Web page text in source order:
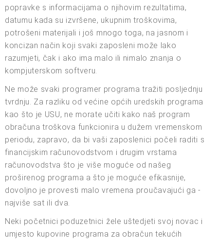
popravke s informacijama o njihovim rezultatima,
datumu kada su izvršene, ukupnim troškovima,
potrošeni materijali i još mnogo toga, na jasnom i
koncizan način koji svaki zaposleni može lako
razumjeti, čak i ako ima malo ili nimalo znanja o
kompjuterskom softveru.
Ne može svaki programer programa tražiti posljednju
tvrdnju. Za razliku od većine općih uredskih programa
kao što je USU, ne morate učiti kako naš program
obračuna troškova funkcionira u dužem vremenskom
periodu, zapravo, da bi vaši zaposlenici počeli raditi s
financijskim računovodstvom i drugim vrstama
računovodstva što je više moguće od našeg
proširenog programa a što je moguće efikasnije,
dovoljno je provesti malo vremena proučavajući ga -
najviše sat ili dva.
Neki početnici poduzetnici žele uštedjeti svoj novac i
umjesto kupovine programa za obračun tekućih